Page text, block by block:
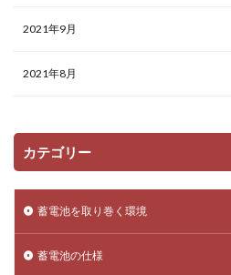
2021年9月
2021年8月
カテゴリー
蓄電池を取り巻く環境
蓄電池の仕様